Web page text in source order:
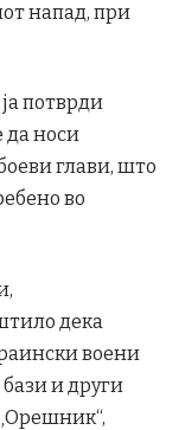
напад, при
потврди
да носи
глави, што
во
дека
воени
и други